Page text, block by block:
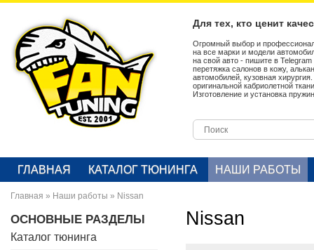
Для тех, кто ценит
Огромный выбор и
на все марки и модели
на свой авто - пишите в
перетяжка салонов в кожу,
автомобилей, кузовная
оригинальной кабриолетной
Изготовление и установка
ГЛАВНАЯ КАТАЛОГ ТЮНИНГА НАШИ РАБОТЫ
Главная » Наши работы » Nissan
ОСНОВНЫЕ РАЗДЕЛЫ
Каталог тюнинга
Nissan